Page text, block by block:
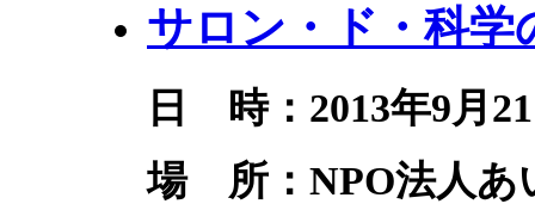
サロン・ド・科学
日 時：2013年9月
場 所：NPO法人あ